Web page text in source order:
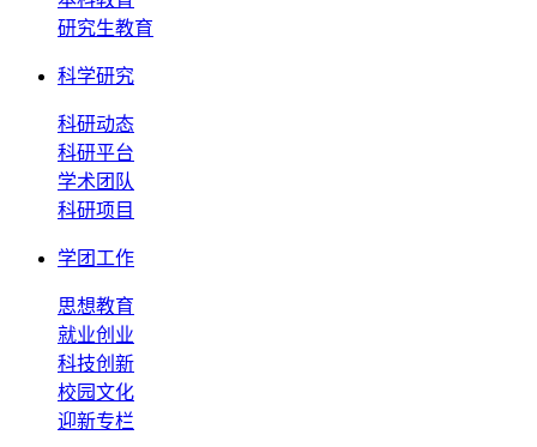
研究生教育
科学研究
科研动态
科研平台
学术团队
科研项目
学团工作
思想教育
就业创业
科技创新
校园文化
迎新专栏